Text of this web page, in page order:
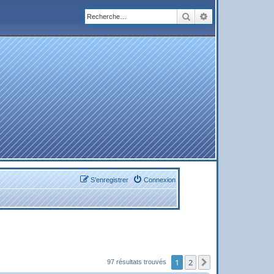
Rechercher
Connexion
S’enregistrer
97 résultats trouvés 1 2